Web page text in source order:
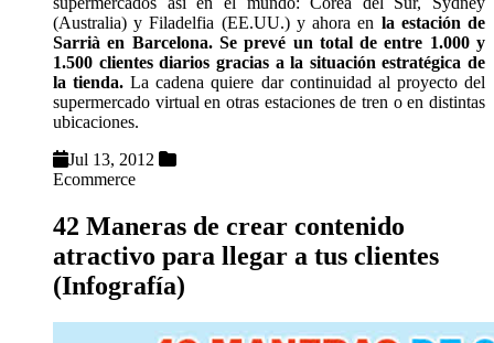
(Australia) y Filadelfia (EE.UU.) y ahora en la estación de
Sarrià en Barcelona. Se prevé un total de entre 1.000 y
1.500 clientes diarios gracias a la situación estratégica de
la tienda.La cadena quiere dar continuidad al proyecto del
supermercado virtual en otras estaciones de tren o en distintas
ubicaciones.
Jul 13, 2012
Ecommerce
42 Maneras de crear contenido
atractivo para llegar a tus clientes
(Infografía)